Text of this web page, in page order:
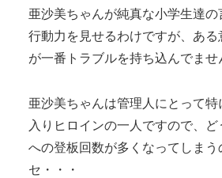
亜沙美ちゃんが純真な小学生達
行動力を見せるわけですが、あ
が一番トラブルを持ち込んでませ
亜沙美ちゃんは管理人にとって
入りヒロインの一人ですので、
への登板回数が多くなってしまう
セ・・・